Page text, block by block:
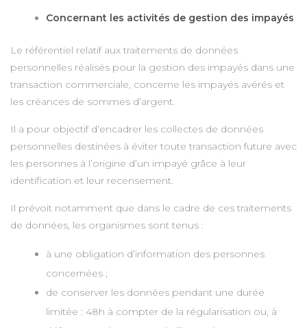
Concernant les activités de gestion des impayés
Le référentiel relatif aux traitements de données
personnelles réalisés pour la gestion des impayés dans une
transaction commerciale, concerne les impayés avérés et
les créances de sommes d’argent.
Il a pour objectif d’encadrer les collectes de données
personnelles destinées à éviter toute transaction future avec
les personnes à l’origine d’un impayé grâce à leur
identification et leur recensement.
Il prévoit notamment que dans le cadre de ces traitements
de données, les organismes sont tenus :
à une obligation d’information des personnes
concernées ;
de conserver les données pendant une durée
limitée : 48h à compter de la régularisation ou, à